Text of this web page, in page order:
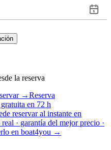
la reserva
→Reserva
en 72 h
reservar al instante en
· garantía del mejor precio ·
en boat4you →